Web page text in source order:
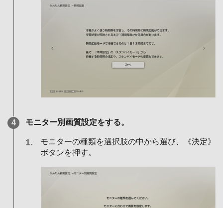
モニター別画質設定をする。
モニターの種類を選択肢の中から選び、《決定》
ボタンを押す。